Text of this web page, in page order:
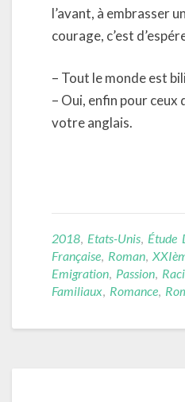
l’avant, à embrasser
courage, c’est
– Tout le monde est
– Oui, enfin pour ceux
votre anglais.
2018, Etats-Unis, Étude
Française, Roman,
Emigration, Passion,
Familiaux, Romance,